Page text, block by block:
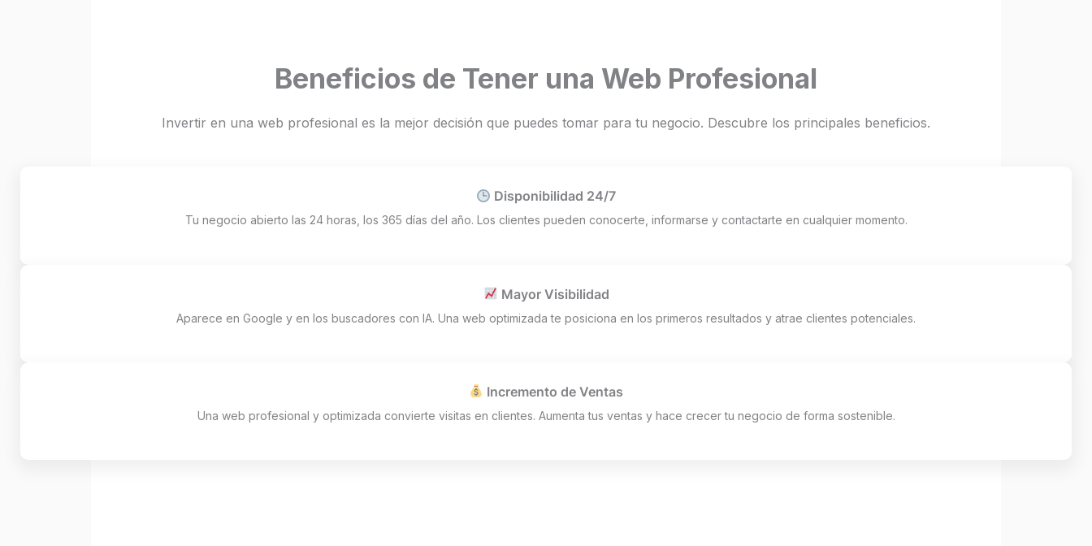
Beneficios de Tener una Web Profesional
Invertir en una web profesional es la mejor decisión que puedes tomar para tu negocio. Descubre los principales beneficios.
Disponibilidad 24/7
Tu negocio abierto las 24 horas, los 365 días del año. Los clientes pueden conocerte, informarse y contactarte en cualquier momento.
Mayor Visibilidad
Aparece en Google y en los buscadores con IA. Una web optimizada te posiciona en los primeros resultados y atrae clientes potenciales.
Incremento de Ventas
Una web profesional y optimizada convierte visitas en clientes. Aumenta tus ventas y hace crecer tu negocio de forma sostenible.